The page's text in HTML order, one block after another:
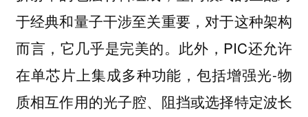
于经典和量子干涉至关重要，对于这种架构
而言，它几乎是完美的。此外，PIC还允许
在单芯片上集成多种功能，包括增强光-物
质相互作用的光子腔、阻挡或选择特定波长